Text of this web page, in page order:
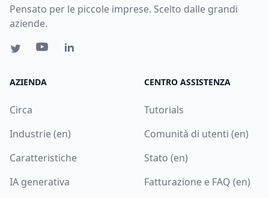
Pensato per le piccole imprese. Scelto dalle grandi
aziende.
AZIENDA
Circa
Industrie (en)
Caratteristiche
IA generativa
CENTRO ASSISTENZA
Tutorials
Comunità di utenti (en)
Stato (en)
Fatturazione e FAQ (en)